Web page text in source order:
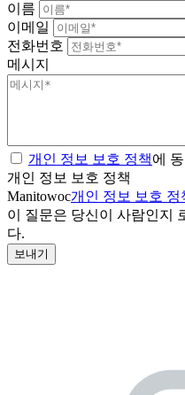
이름
이메일
전화번호
메시지
개인 정보 보호 정책에
개인 정보 보호 정책
Manitowoc개인 정보 보호 정
이 질문은 당신이 사람인지
다.